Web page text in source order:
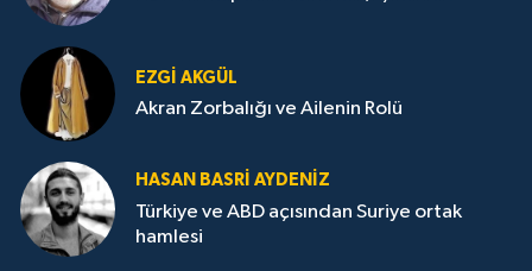
EZGI AKGÜL
Akran Zorbalığı ve Ailenin Rolü
HASAN BASRI AYDENIZ
Türkiye ve ABD açısından Suriye ortak
hamlesi